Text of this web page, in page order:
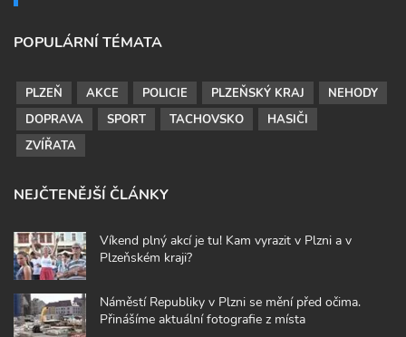
POPULÁRNÍ TÉMATA
PLZEŇ AKCE POLICIE PLZEŇSKÝ KRAJ
NEHODY
DOPRAVA
SPORT TACHOVSKO
HASIČI
ZVÍŘATA
NEJČTENĚJŠÍ ČLÁNKY
Víkend plný akcí je tu! Kam vyrazit v Plzni a v
Plzeňském kraji?
Náměstí Republiky v Plzni se mění před očima.
Přinášíme aktuální fotografie z místa